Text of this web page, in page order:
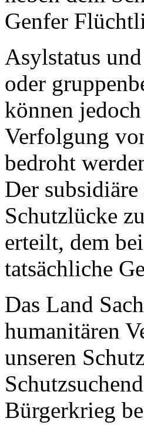
Genfer
Asylstatus
oder
können
Verfolgung
bedroht
Der
Schutzlücke
erteilt, dem
tatsächliche
Das Land
humanitären
unseren
Bürgerkrieg